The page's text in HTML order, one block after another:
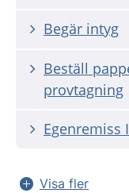
Begär intyg
Beställ
provtagning
Egenremiss
Visa fler